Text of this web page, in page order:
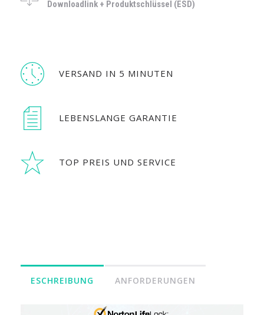
Downloadlink + Produktschlüssel (ESD)
VERSAND IN 5 MINUTEN
LEBENSLANGE GARANTIE
TOP PREIS UND SERVICE
ESCHREIBUNG ANFORDERUNGEN